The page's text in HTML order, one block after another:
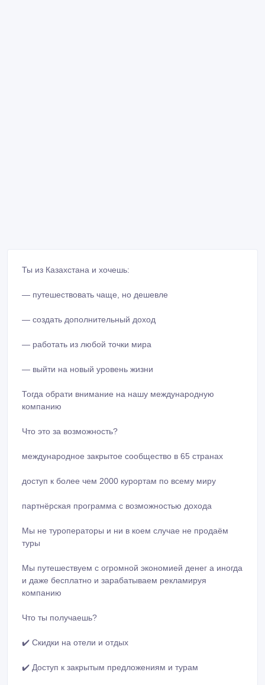
Ты из Казахстана и хочешь:
— путешествовать чаще, но дешевле
— создать дополнительный доход
— работать из любой точки мира
— выйти на новый уровень жизни
Тогда обрати внимание на нашу международную
компанию
Что это за возможность?
международное закрытое сообщество в 65 странах
доступ к более чем 2000 курортам по всему миру
партнёрская программа с возможностью дохода
Мы не туроператоры и ни в коем случае не продаём
туры
Мы путешествуем с огромной экономией денег а иногда
и даже бесплатно и зарабатываем рекламируя
компанию
Что ты получаешь?
✔️ Скидки на отели и отдых
✔️ Доступ к закрытым предложениям и турам